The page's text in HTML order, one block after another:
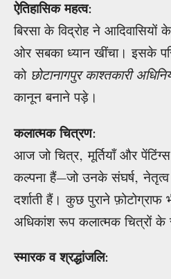
ऐतिहासिक महत्व:
बिरसा के विद्रोह ने
ओर सबका ध्यान खींचा। इसके
को छोटानागपुर काश्तकारी
कानून बनाने पड़े।
कलात्मक चित्रण:
आज जो चित्र, मूर्तियाँ और
कल्पना हैं—जो उनके संघर्ष,
दर्शाती हैं। कुछ पुराने
अधिकांश रूप कलात्मक चित्रों
स्मारक व श्रद्धांजलि: